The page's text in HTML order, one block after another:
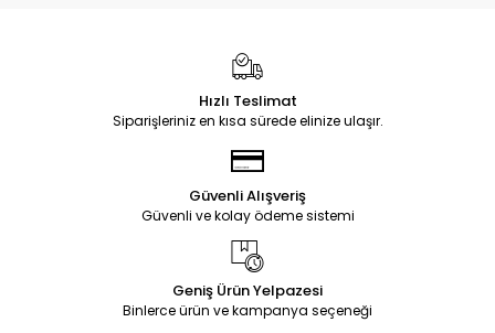
Hızlı Teslimat
Siparişleriniz en kısa sürede elinize ulaşır.
Güvenli Alışveriş
Güvenli ve kolay ödeme sistemi
Geniş Ürün Yelpazesi
Binlerce ürün ve kampanya seçeneği